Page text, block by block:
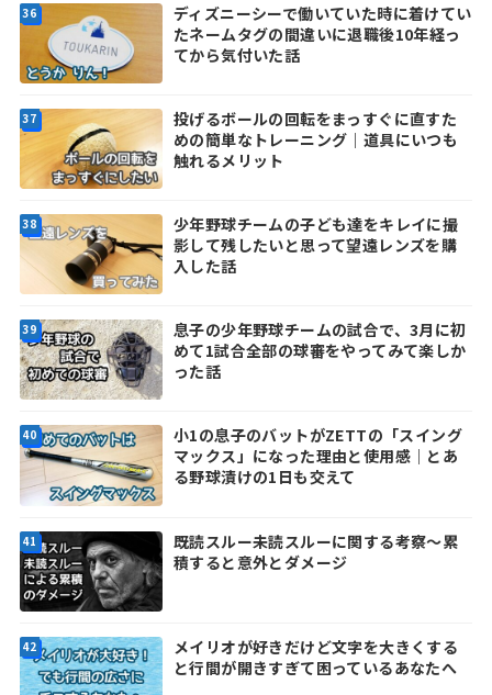
ディズニーシーで働いていた時に着けてい
たネームタグの間違いに退職後10年経っ
てから気付いた話
投げるボールの回転をまっすぐに直すた
めの簡単なトレーニング｜道具にいつも
触れるメリット
少年野球チームの子ども達をキレイに撮
影して残したいと思って望遠レンズを購
入した話
息子の少年野球チームの試合で、3月に初
めて1試合全部の球審をやってみて楽しか
った話
小1の息子のバットがZETTの「スイング
マックス」になった理由と使用感｜とあ
る野球漬けの1日も交えて
既読スルー未読スルーに関する考察～累
積すると意外とダメージ
メイリオが好きだけど文字を大きくする
と行間が開きすぎて困っているあなたへ